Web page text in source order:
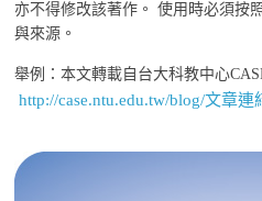
亦不得修改該著作。 使用時必須按
與來源。
舉例：本文轉載自台大科教中心
http://case.ntu.edu.tw/blog/文章連